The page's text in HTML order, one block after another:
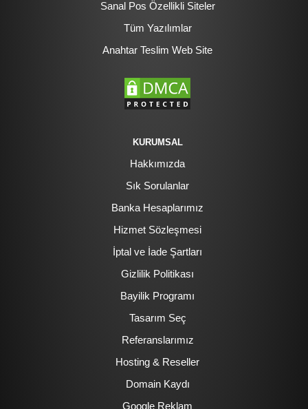
Sanal Pos Özellikli Siteler
Tüm Yazılımlar
Anahtar Teslim Web Site
KURUMSAL
Hakkımızda
Sık Sorulanlar
Banka Hesaplarımız
Hizmet Sözleşmesi
İptal ve İade Şartları
Gizlilik Politikası
Bayilik Programı
Tasarım Seç
Referanslarımız
Hosting & Reseller
Domain Kaydı
Google Reklam